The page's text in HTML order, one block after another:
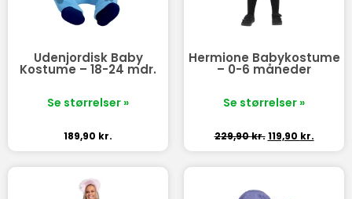
Udenjordisk Baby
Kostume – 18-24 mdr.
Se størrelser »
189,90 kr.
Hermione Babykostume
– 0-6 måneder
Se størrelser »
229,90kr. 119,90 kr.